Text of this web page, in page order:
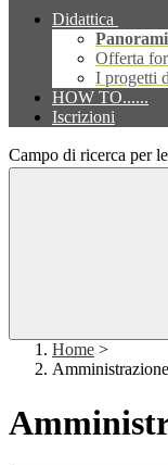
Didattica
Offerta
I progetti
HOW TO......
Iscrizioni
Campo di ricerca per
Home >